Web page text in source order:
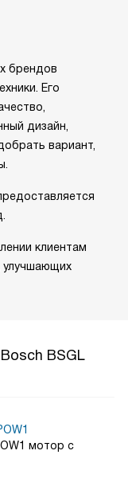
брендов
Его
дизайн,
вариант,
клиентам
улучшающих
BSGL
мотор с